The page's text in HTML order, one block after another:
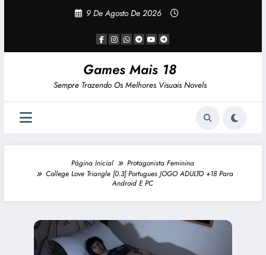
9 De Agosto De 2026
Games Mais 18
Sempre Trazendo Os Melhores Visuais Novels
Página Inicial
Protagonista Feminina
College Love Triangle [0.3] Portugues JOGO ADULTO +18 Para
Android E PC